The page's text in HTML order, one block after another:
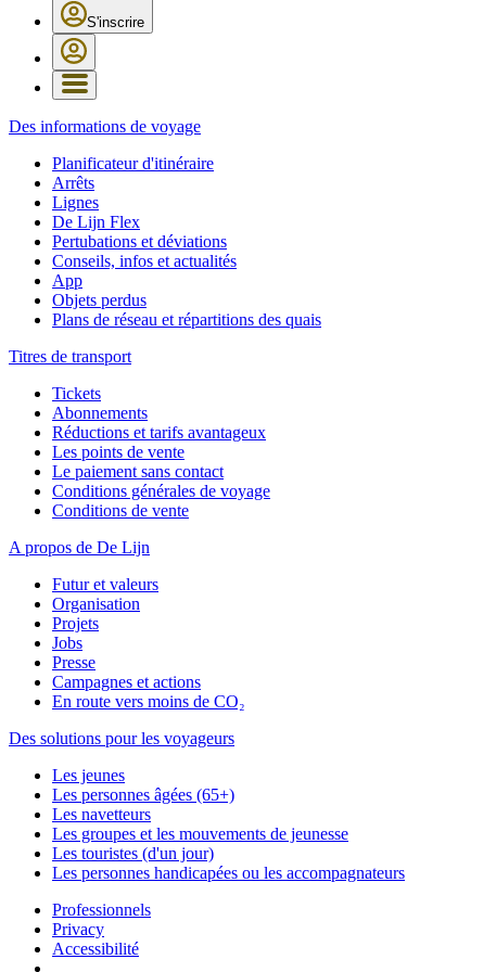
S'inscrire
Des informations de voyage
Planificateur d'itinéraire
Arrêts
Lignes
De Lijn Flex
Pertubations et déviations
Conseils, infos et actualités
App
Objets perdus
Plans de réseau et répartitions des quais
Titres de transport
Tickets
Abonnements
Réductions et tarifs avantageux
Les points de vente
Le paiement sans contact
Conditions générales de voyage
Conditions de vente
A propos de De Lijn
Futur et valeurs
Organisation
Projets
Jobs
Presse
Campagnes et actions
En route vers moins de CO₂
Des solutions pour les voyageurs
Les jeunes
Les personnes âgées (65+)
Les navetteurs
Les groupes et les mouvements de jeunesse
Les touristes (d'un jour)
Les personnes handicapées ou les accompagnateurs
Professionnels
Privacy
Accessibilité